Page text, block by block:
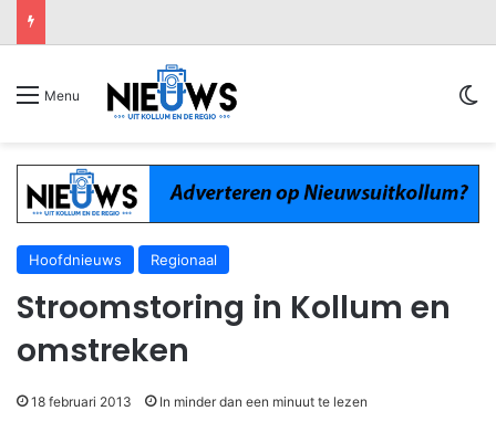
Menu
Hoofdnieuws Regionaal
Stroomstoring in Kollum en
omstreken
18 februari 2013 In minder dan een minuut te lezen